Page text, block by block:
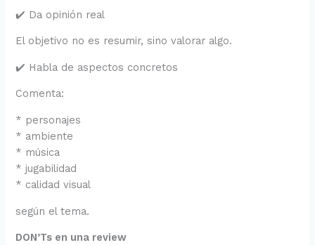
✔️ Da opinión real
El objetivo no es resumir, sino valorar algo.
✔️ Habla de aspectos concretos
Comenta:
* personajes
* ambiente
* música
* jugabilidad
* calidad visual
según el tema.
DON’Ts en una review